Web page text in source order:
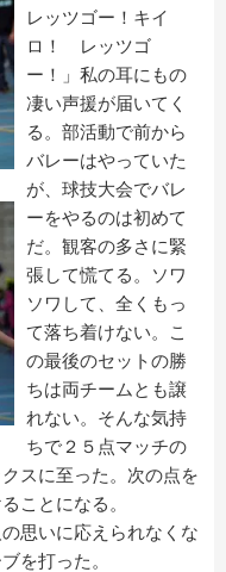
レッツゴー！キイ
ロ！ レッツゴ
ー！」私の耳にもの
凄い声援が届いてく
る。部活動で前から
バレーはやっていた
が、球技大会でバレ
ーをやるのは初めて
だ。観客の多さに緊
張して慌てる。ソワ
ソワして、全くもっ
て落ち着けない。こ
の最後のセットの勝
ちは両チームとも譲
れない。そんな気持
ちで２５点マッチの
スに至った。次の点を
ことになる。
思いに応えられなくな
を打った。